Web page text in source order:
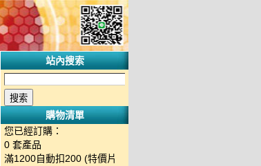
站內搜索
購物清單
您已經訂購：
0 套產品
滿1200自動扣200 (特價片